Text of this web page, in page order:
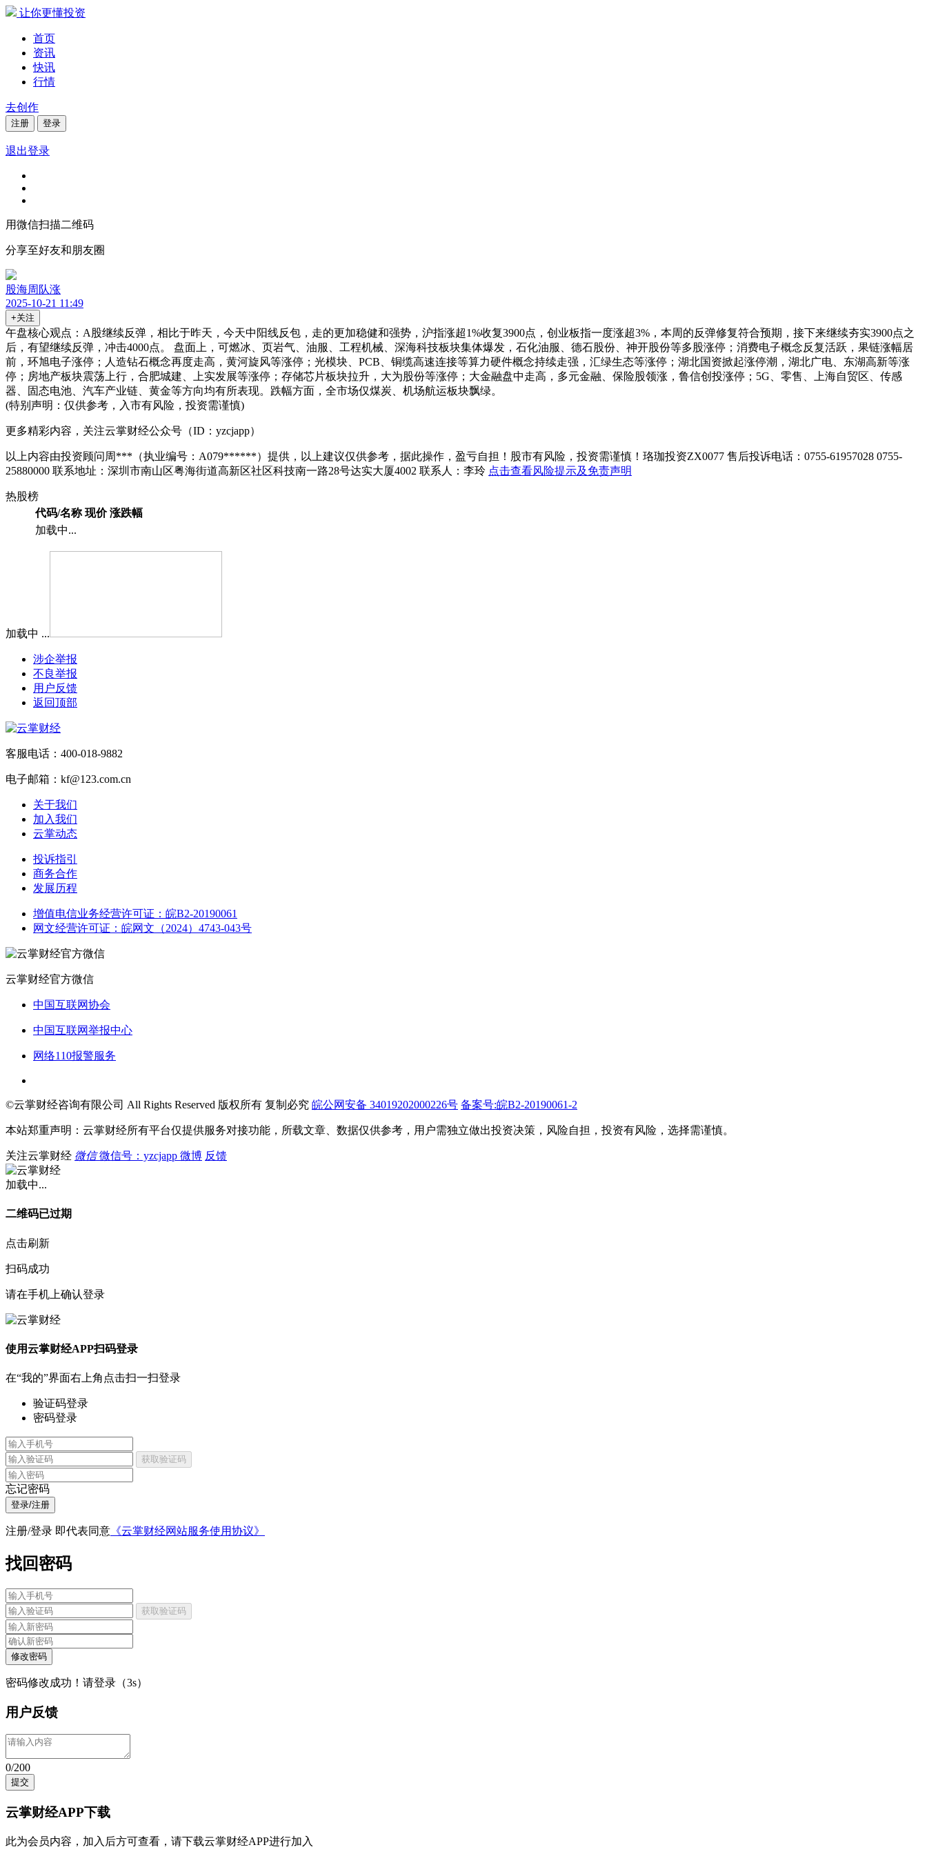
让你更懂投资
首页
资讯
快讯
行情
去创作
注册 登录
退出登录
用微信扫描二维码
分享至好友和朋友圈
股海周队涨
2025-10-21 11:49
+关注
午盘核心观点：A股继续反弹，相比于昨天，今天中阳线反包，走的更加稳健和强势，沪指涨超1%收复3900点，创业板指一度涨超3%，本周的反弹修复符合预期，接下来继续夯实3900点之
后，有望继续反弹，冲击4000点。 盘面上，可燃冰、页岩气、油服、工程机械、深海科技板块集体爆发， 石化油服 德石股份 神开股份等多股涨停；消费电子概念反复活跃，果链涨幅居
前， 环旭电子涨停；人造钻石概念再度走高， 黄河旋风等涨停；光模块、PCB、铜缆高速连接等算力硬件概念持续走强， 汇绿生态等涨停；湖北国资掀起涨停潮， 湖北广电 东湖高新等涨
停；房地产板块震荡上行， 合肥城建 上实发展等涨停；存储芯片板块拉升， 大为股份等涨停；大金融盘中走高，多元金融、保险股领涨， 鲁信创投涨停；5G、零售、上海自贸区、传感
器、固态电池、汽车产业链、黄金等方向均有所表现。跌幅方面，全市场仅煤炭、机场航运板块飘绿。
(特别声明：仅供参考，入市有风险，投资需谨慎)
更多精彩内容，关注云掌财经公众号（ID：yzcjapp）
以上内容由投资顾问周***（执业编号：A079******）提供，以上建议仅供参考，据此操作，盈亏自担！股市有风险，投资需谨慎！珞珈投资ZX0077 售后投诉电话：0755-61957028 0755-
25880000 联系地址：深圳市南山区粤海街道高新区社区科技南一路28号达实大厦4002 联系人：李玲 点击查看风险提示及免责声明
热股榜
代码/名称 现价 涨跌幅
加载中...
加载中 ...
涉企举报
不良举报
用户反馈
返回顶部
客服电话：400-018-9882
电子邮箱：kf@123.com.cn
关于我们
加入我们
云掌动态
投诉指引
商务合作
发展历程
增值电信业务经营许可证：皖B2-20190061
网文经营许可证：皖网文（2024）4743-043号
云掌财经官方微信
中国互联网协会
中国互联网举报中心
网络110报警服务
©云掌财经咨询有限公司 All Rights Reserved 版权所有 复制必究 皖公网安备 34019202000226号 备案号:皖B2-20190061-2
本站郑重声明：云掌财经所有平台仅提供服务对接功能，所载文章、数据仅供参考，用户需独立做出投资决策，风险自担，投资有风险，选择需谨慎。
关注云掌财经 微信 微信号：yzcjapp 微博 反馈
加载中...
二维码已过期
点击刷新
扫码成功
请在手机上确认登录
使用云掌财经APP扫码登录
在“我的”界面右上角点击扫一扫登录
验证码登录
密码登录
获取验证码
忘记密码
登录/注册
注册/登录 即代表同意 《云掌财经网站服务使用协议》
找回密码
获取验证码
修改密码
密码修改成功！请登录（3s）
用户反馈
0/200
提交
云掌财经APP下载
此为会员内容，加入后方可查看，请下载云掌财经APP进行加入